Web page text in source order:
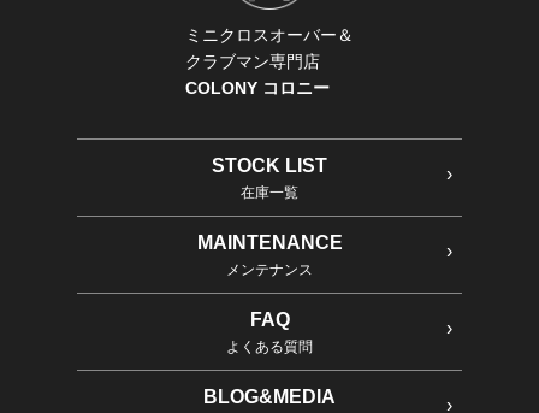
ミニクロスオーバー＆
クラブマン専門店
COLONY コロニー
STOCK LIST
在庫一覧
MAINTENANCE
メンテナンス
FAQ
よくある質問
BLOG&MEDIA